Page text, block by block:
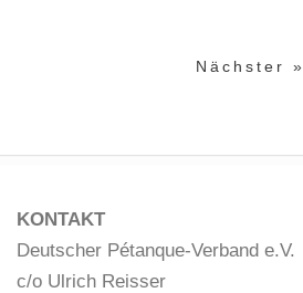
Nächster »
KONTAKT
Deutscher Pétanque-Verband e.V.
c/o Ulrich Reisser